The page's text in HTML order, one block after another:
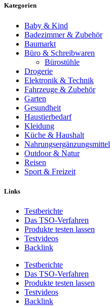
Kategorien
Baby & Kind
Badezimmer & Zubehör
Baumarkt
Büro & Schreibwaren
Bürostühle
Drogerie
Elektronik & Technik
Fahrzeuge & Zubehör
Garten
Gesundheit
Haustierbedarf
Kleidung
Küche & Haushalt
Nahrungsergänzungsmittel
Outdoor & Natur
Reisen
Sport & Freizeit
Links
Testberichte
Das TSO-Verfahren
Produkte testen lassen
Testvideos
Backlink
Testberichte
Das TSO-Verfahren
Produkte testen lassen
Testvideos
Backlink